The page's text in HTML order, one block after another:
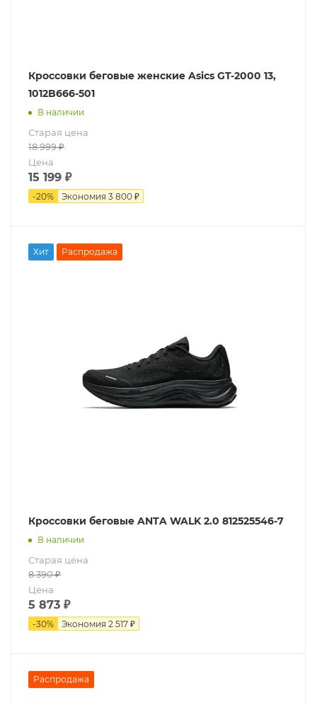
Кроссовки беговые женские Asics GT-2000 13,
1012B666-501
В наличии
Старая цена
18 999₽
Цена
15 199 ₽
-20% Экономия 3 800 ₽
Хит Распродажа
Кроссовки беговые ANTA WALK 2.0 812525546-7
В наличии
Старая цена
8 390₽
Цена
5 873 ₽
-30% Экономия 2 517 ₽
Распродажа